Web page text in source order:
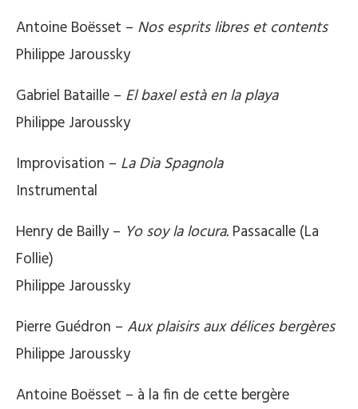
Antoine Boësset – Nos esprits libres et contents
Philippe Jaroussky
Gabriel Bataille – El baxel està en la playa
Philippe Jaroussky
Improvisation – La Dia Spagnola
Instrumental
Henry de Bailly – Yo soy la locura. Passacalle (La
Follie)
Philippe Jaroussky
Pierre Guédron – Aux plaisirs aux délices bergères
Philippe Jaroussky
Antoine Boësset – à la fin de cette bergère